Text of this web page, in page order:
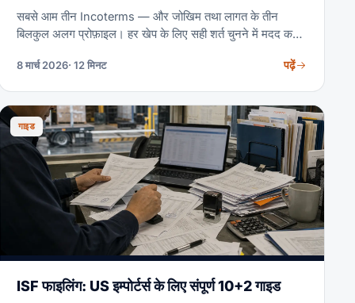
सबसे आम तीन Incoterms — और जोखिम तथा लागत के तीन
बिलकुल अलग प्रोफ़ाइल। हर खेप के लिए सही शर्त चुनने में मदद करने
8 मार्च 2026· 12 मिनट पढ़ें
गाइड
ISF फाइलिंग: US इम्पोर्टर्स के लिए संपूर्ण 10+2 गाइड